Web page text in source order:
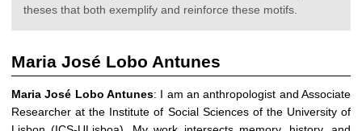
theses that both exemplify and reinforce these motifs.
Maria José Lobo Antunes
Maria José Lobo Antunes: I am an anthropologist and Associate
Researcher at the Institute of Social Sciences of the University of